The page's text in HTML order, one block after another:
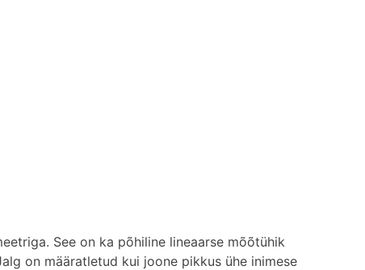
See on ka põhiline lineaarse mõõtühik
on määratletud kui joone pikkus ühe inimese